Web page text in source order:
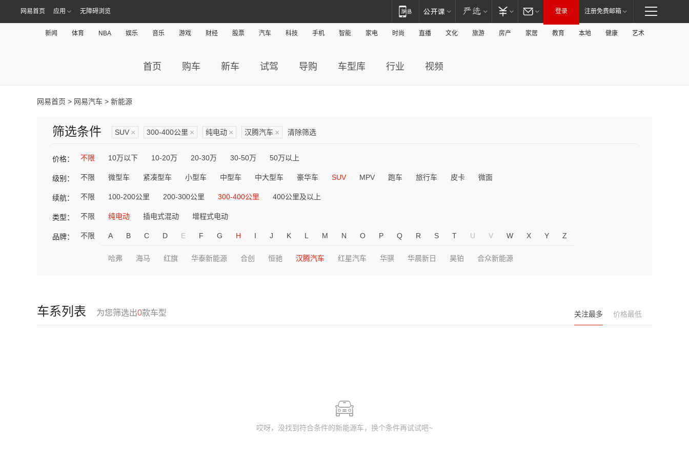
网易首页 应用 无障碍浏览 登录 注册免费邮箱
新闻 体育 NBA 娱乐 音乐 游戏 财经 股票 汽车 科技 手机 智能 家电 时尚 直播 文化 旅游 房产 家居 教育 本地 健康 艺术
首页 购车 新车 试驾 导购 车型库 行业 视频
网易首页 > 网易汽车 > 新能源
筛选条件 SUV × 300-400公里 × 纯电动 × 汉腾汽车 × 清除筛选
价格： 不限 10万以下 10-20万 20-30万 30-50万 50万以上
级别： 不限 微型车 紧凑型车 小型车 中型车 中大型车 豪华车 SUV MPV 跑车 旅行车 皮卡 微面
续航： 不限 100-200公里 200-300公里 300-400公里 400公里及以上
类型： 不限 纯电动 插电式混动 增程式电动
品牌： 不限 A B C D E F G H I J K L M N O P Q R S T U V W X Y Z
哈弗 海马 红旗 华泰新能源 合创 恒驰 汉腾汽车 红星汽车 华骐 华晨新日 昊铂 合众新能源
车系列表 为您筛选出0款车型 关注最多 价格最低
哎呀，没找到符合条件的新能源车，换个条件再试试吧~